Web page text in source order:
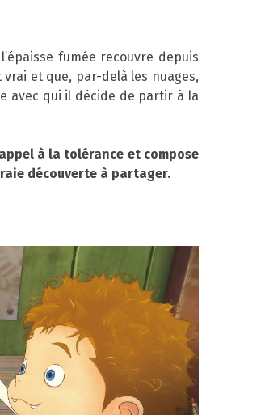
fumée recouvre depuis
et que, par-delà les nuages,
avec qui il décide de partir à la
à la tolérance et compose
découverte à partager.